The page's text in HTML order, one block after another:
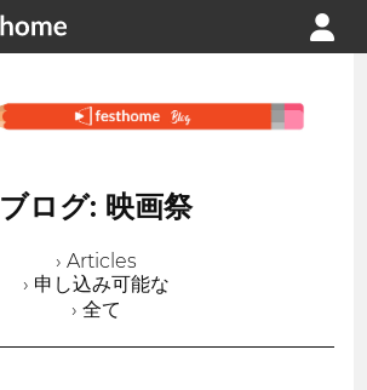
ブログ: 映画祭
› Articles
› 申し込み可能な
› 全て